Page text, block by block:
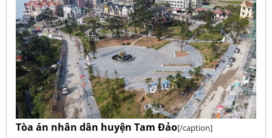
Tòa án nhân dân huyện Tam Đảo[/caption]